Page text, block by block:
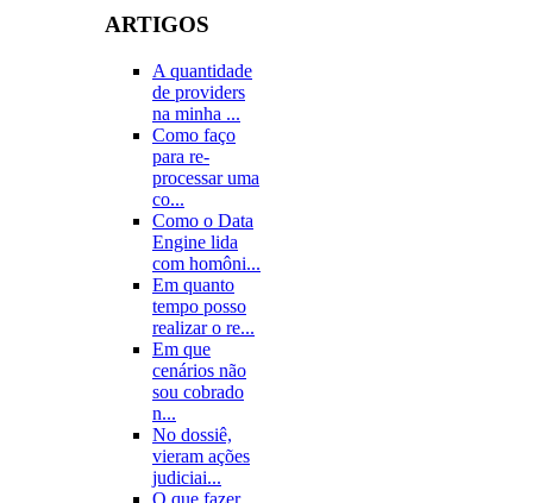
ARTIGOS
A quantidade
de providers
na minha ...
Como faço
para re-
processar uma
co...
Como o Data
Engine lida
com homôni...
Em quanto
tempo posso
realizar o re...
Em que
cenários não
sou cobrado
n...
No dossiê,
vieram ações
judiciai...